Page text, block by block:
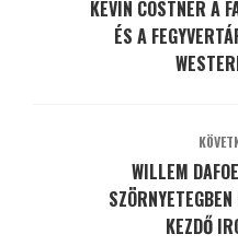
KEVIN COSTNER A
ÉS A
WILLEM
KEZDŐ